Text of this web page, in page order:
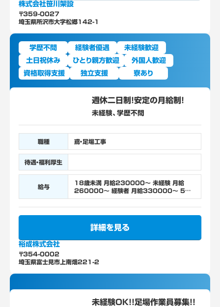
株式会社笹川架設
〒359-0027
埼玉県所沢市大字松郷142-1
学歴不問 経験者優遇
未経験歓迎
土日祝休み
ひとり親方歓迎
外国人歓迎
資格取得支援
独立支援 寮あり
週休二日制！安定の月給制！
未経験、学歴不問
職種 鳶・足場工事
待遇・福利厚生
給与
18歳未満 月給230000～ 未経験 月給
260000～ 経験者 月給330000～ 5年
以上経験者 370000～
裕成株式会社
〒354-0002
埼玉県富士見市上南畑221-2
詳細を見る
未経験OK！！足場作業員募集！！